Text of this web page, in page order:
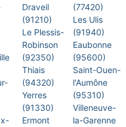
Draveil
(91210)
Le Plessis-
Robinson
(92350)
Thiais
(94320)
Yerres
(91330)
Ermont
(77420)
Les Ulis
(91940)
Eaubonne
(95600)
Saint-Ouen-
l'Aumône
(95310)
Villeneuve-
la-Garenne